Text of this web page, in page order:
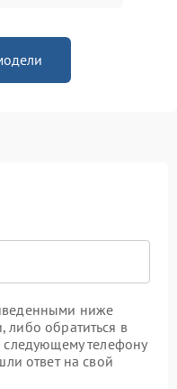
ниже
либо обратиться в
следующему телефону
ответ на свой